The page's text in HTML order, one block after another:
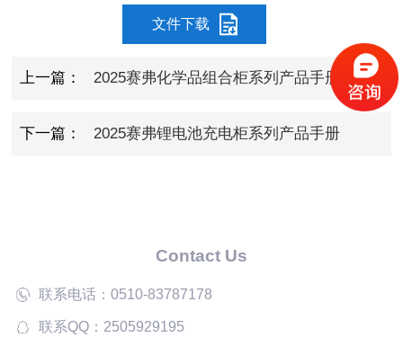
文件下载
上一篇： 2025赛弗化学品组合柜系列产品手册
下一篇： 2025赛弗锂电池充电柜系列产品手册
Contact Us
联系电话：0510-83787178
联系QQ：2505929195